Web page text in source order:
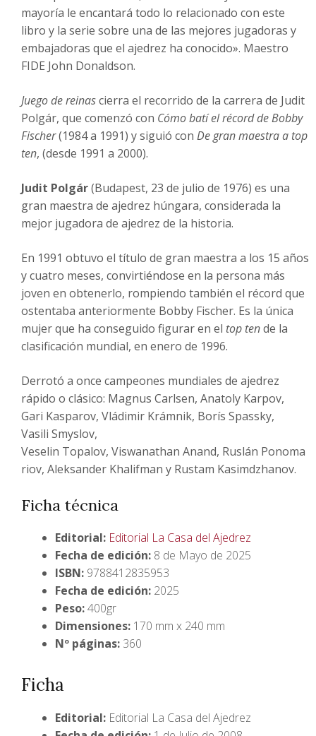
mayoría le encantará todo lo relacionado con este
libro y la serie sobre una de las mejores jugadoras y
embajadoras que el ajedrez ha conocido». Maestro
FIDE John Donaldson.
Juego de reinascierra el recorrido de la carrera de Judit
Polgár, que comenzó con Cómo batí el récord de Bobby
Fischer(1984 a 1991) y siguió con De gran maestra a top
ten, (desde 1991 a 2000).
Judit Polgár(Budapest, 23 de julio de 1976) es una
gran maestra de ajedrez húngara, considerada la
mejor jugadora de ajedrez de la historia.
En 1991 obtuvo el título de gran maestra a los 15 años
y cuatro meses, convirtiéndose en la persona más
joven en obtenerlo, rompiendo también el récord que
ostentaba anteriormente Bobby Fischer. Es la única
mujer que ha conseguido figurar en el top tende la
clasificación mundial, en enero de 1996.
Derrotó a once campeones mundiales de ajedrez
rápido o clásico: Magnus Carlsen, Anatoly Karpov,
Gari Kasparov, Vládimir Krámnik, Borís Spassky,
Vasili Smyslov,
Veselin Topalov, Viswanathan Anand, Ruslán Ponoma
riov, Aleksander Khalifman y Rustam Kasimdzhanov.
Ficha técnica
Editorial: Editorial La Casa del Ajedrez
Fecha de edición: 8 de Mayo de 2025
ISBN: 9788412835953
Fecha de edición: 2025
Peso:400gr
Dimensiones: 170 mm x 240 mm
Nº páginas: 360
Ficha
Editorial: Editorial La Casa del Ajedrez